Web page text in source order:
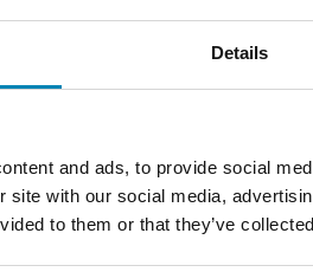
Details
and ads, to provide social
site with our social media,
to them or that they’ve
349 kr
7 Recensioner
Knäskydd EVS Option Par